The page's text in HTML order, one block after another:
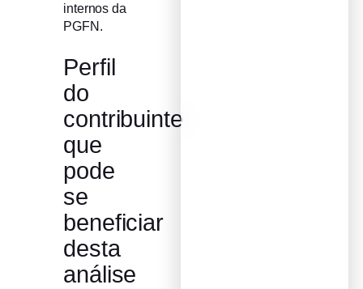
internos da
PGFN.
Perfil
do
contribuinte
que
pode
se
beneficiar
desta
análise